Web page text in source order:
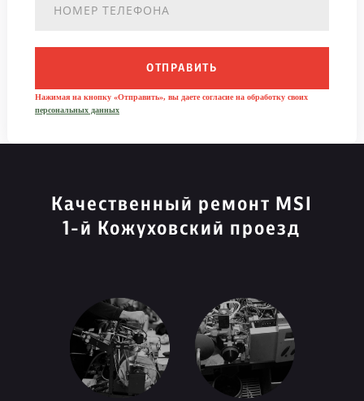
ОТПРАВИТЬ
Нажимая на кнопку «Отправить», вы даете согласие на обработку своих
персональных данных
Качественный ремонт MSI
1-й Кожуховский проезд